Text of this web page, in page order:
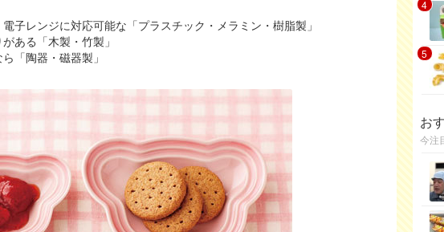
子レンジに対応可能な「プラスチック・メラミン・樹脂製」
ある「木製・竹製」
「陶器・磁器製」
4
5
お
今注